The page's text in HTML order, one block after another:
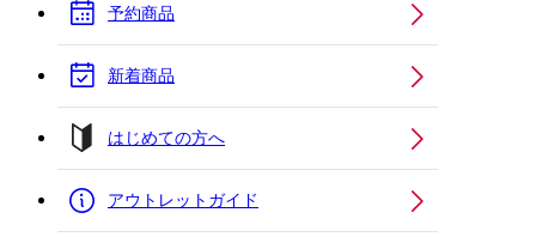
予約商品
新着商品
はじめての方へ
アウトレットガイド